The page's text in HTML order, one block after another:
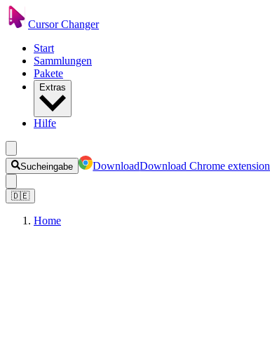
Cursor Changer
Start
Sammlungen
Pakete
Extras
Hilfe
Sucheingabe DownloadDownload Chrome extension
🇩🇪
Home